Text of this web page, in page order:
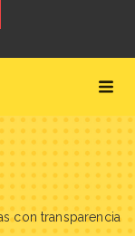
con transparencia